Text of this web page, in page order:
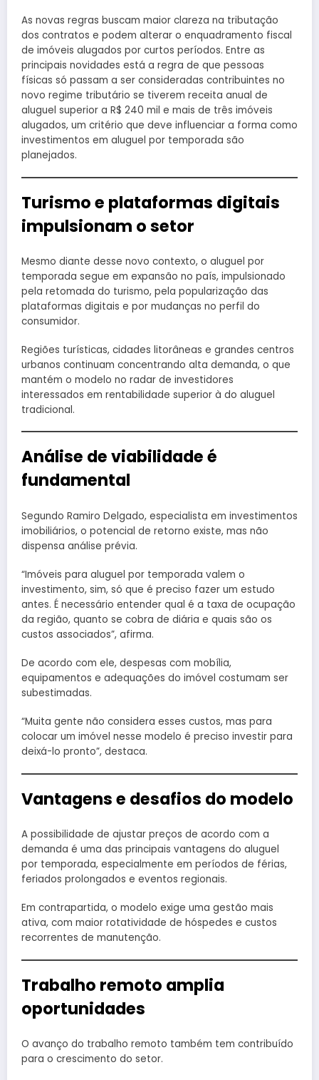
As novas regras buscam maior clareza na tributação
dos contratos e podem alterar o enquadramento fiscal
de imóveis alugados por curtos períodos. Entre as
principais novidades está a regra de que pessoas
físicas só passam a ser consideradas contribuintes no
novo regime tributário se tiverem receita anual de
aluguel superior a R$ 240 mil e mais de três imóveis
alugados, um critério que deve influenciar a forma como
investimentos em aluguel por temporada são
planejados.
Turismo e plataformas digitais
impulsionam o setor
Mesmo diante desse novo contexto, o aluguel por
temporada segue em expansão no país, impulsionado
pela retomada do turismo, pela popularização das
plataformas digitais e por mudanças no perfil do
consumidor.
Regiões turísticas, cidades litorâneas e grandes centros
urbanos continuam concentrando alta demanda, o que
mantém o modelo no radar de investidores
interessados em rentabilidade superior à do aluguel
tradicional.
Análise de viabilidade é
fundamental
Segundo Ramiro Delgado, especialista em investimentos
imobiliários, o potencial de retorno existe, mas não
dispensa análise prévia.
“Imóveis para aluguel por temporada valem o
investimento, sim, só que é preciso fazer um estudo
antes. É necessário entender qual é a taxa de ocupação
da região, quanto se cobra de diária e quais são os
custos associados”, afirma.
De acordo com ele, despesas com mobília,
equipamentos e adequações do imóvel costumam ser
subestimadas.
“Muita gente não considera esses custos, mas para
colocar um imóvel nesse modelo é preciso investir para
deixá-lo pronto”, destaca.
Vantagens e desafios do modelo
A possibilidade de ajustar preços de acordo com a
demanda é uma das principais vantagens do aluguel
por temporada, especialmente em períodos de férias,
feriados prolongados e eventos regionais.
Em contrapartida, o modelo exige uma gestão mais
ativa, com maior rotatividade de hóspedes e custos
recorrentes de manutenção.
Trabalho remoto amplia
oportunidades
O avanço do trabalho remoto também tem contribuído
para o crescimento do setor.